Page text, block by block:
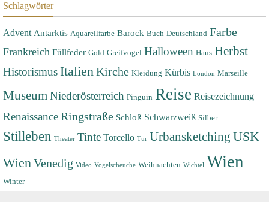
Schlagwörter
Advent Antarktis Aquarellfarbe Barock Buch Deutschland Farbe
Frankreich Füllfeder Gold Greifvogel Halloween Haus Herbst
HistorismusItalien Kirche Kleidung Kürbis London Marseille
Museum Niederösterreich Pinguin Reise Reisezeichnung
RenaissanceRingstraße Schloß Schwarzweiß Silber
Stilleben Theater Tinte Torcello Tür Urbansketching USK
Wien Venedig Video Vogelscheuche Weihnachten Wichtel Wien
Winter